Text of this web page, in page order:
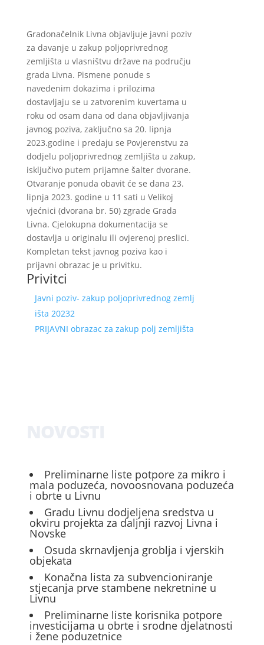
Gradonačelnik Livna objavljuje javni poziv
za davanje u zakup poljoprivrednog
zemljišta u vlasništvu države na području
grada Livna. Pismene ponude s
navedenim dokazima i prilozima
dostavljaju se u zatvorenim kuvertama u
roku od osam dana od dana objavljivanja
javnog poziva, zaključno sa 20. lipnja
2023.godine i predaju se Povjerenstvu za
dodjelu poljoprivrednog zemljišta u zakup,
isključivo putem prijamne šalter dvorane.
Otvaranje ponuda obavit će se dana 23.
lipnja 2023. godine u 11 sati u Velikoj
vjećnici (dvorana br. 50) zgrade Grada
Livna. Cjelokupna dokumentacija se
dostavlja u originalu ili ovjerenoj preslici.
Kompletan tekst javnog poziva kao i
prijavni obrazac je u privitku.
Privitci
Javni poziv- zakup poljoprivrednog zemlj
išta 20232
PRIJAVNI obrazac za zakup polj zemljišta
Preliminarne liste potpore za mikro i
mala poduzeća, novoosnovana poduzeća
i obrte u Livnu
Gradu Livnu dodjeljena sredstva u
okviru projekta za daljnji razvoj Livna i
Novske
Osuda skrnavljenja groblja i vjerskih
objekata
Konačna lista za subvencioniranje
stjecanja prve stambene nekretnine u
Livnu
Preliminarne liste korisnika potpore
investicijama u obrte i srodne djelatnosti
i žene poduzetnice